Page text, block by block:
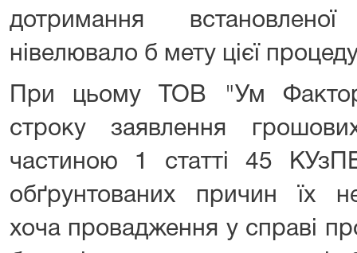
дотримання
нівелювало б мету цієї
При цьому ТОВ "Ум
строку заявлення
частиною 1 статті 45
обґрунтованих причин їх
хоча провадження у справі